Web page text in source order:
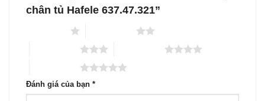
chân tủ Hafele 637.47.321”
Đánh giá của bạn *